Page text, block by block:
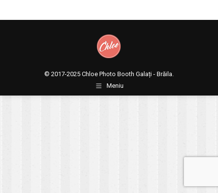
© 2017-2025 Chloe Photo Booth Galați - Brăila.
Meniu